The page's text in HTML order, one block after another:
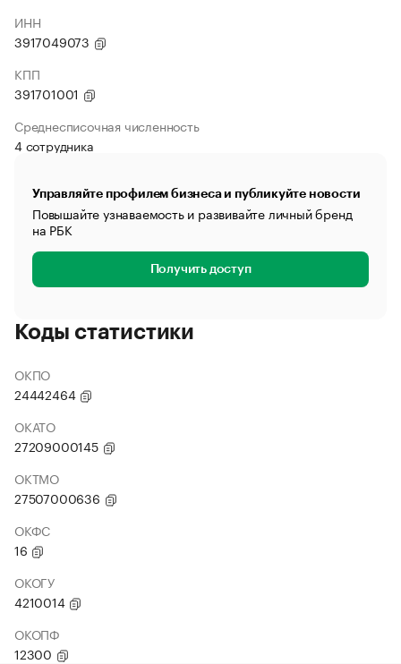
ИНН
3917049073
КПП
391701001
Среднесписочная численность
4 сотрудника
Управляйте профилем бизнеса и публикуйте новости
Повышайте узнаваемость и развивайте личный бренд
на РБК
Получить доступ
Коды статистики
ОКПО
24442464
ОКАТО
27209000145
ОКТМО
27507000636
ОКФС
16
ОКОГУ
4210014
ОКОПФ
12300